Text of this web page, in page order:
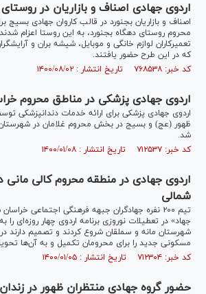
اردوی جهادی اصناف و بازاریان در
اصناف و بازاریان بجنورد در قالب کاروان جهادی
محروم روستای دهگاه بجنورد، به این روستا اعزام
تعمیرکاران لوازم خانگی و موبایل، شیشه بران و
که در این طرح حضور یافتند.
کد خبر: ۷۶۸۵۳۸ تاریخ انتشار : ۱۴۰۰/۰۸/۰۲
اردوی جهادی پزشکی در مناطق محروم
اردوی جهادی پزشکی برای ارائه خدمات دندانپزشکی
ظهور (عج) و بسیج در بخش محروم غلامان در شهرستان
شد.
کد خبر: ۷۱۲۵۳۷ تاریخ انتشار : ۱۴۰۰/۰۱/۰۸
اردوی جهادی در منطقه محروم کالی مانی
شمالی‎
تیم ۲۰۰ نفره جهادگران جبهه فرهنگی اجتماعی
جهاد» در تعطیلات نوروزی برنامه اردوی چهار روزه‌ای را
مسکونی جدید را برای محرومان تکمیل و به آن‌ها
کد خبر: ۷۱۲۳۰۴ تاریخ انتشار : ۱۴۰۰/۰۱/۰۵
حضور گروه جهادی منتظران ظهور در زندان